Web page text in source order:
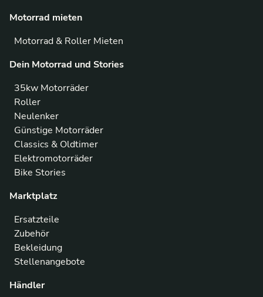
Motorrad mieten
Motorrad & Roller Mieten
Dein Motorrad und Stories
35kw Motorräder
Roller
Neulenker
Günstige Motorräder
Classics & Oldtimer
Elektromotorräder
Bike Stories
Marktplatz
Ersatzteile
Zubehör
Bekleidung
Stellenangebote
Händler